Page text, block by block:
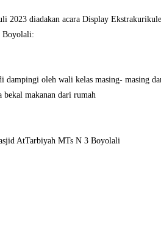
2023 diadakan acara Display
Boyolali:
dampingi oleh wali kelas masing- masing
bekal makanan dari rumah
AtTarbiyah MTs N 3 Boyolali